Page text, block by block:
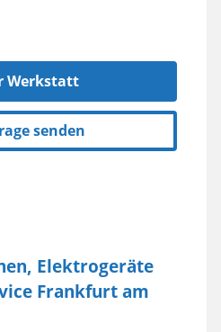
Werkstatt
senden
Elektrogeräte
Frankfurt am